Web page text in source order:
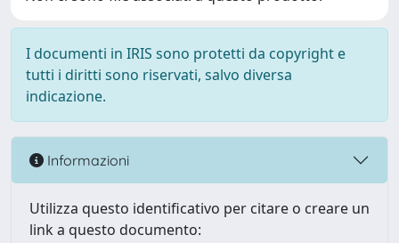
I documenti in IRIS sono protetti da copyright e
tutti i diritti sono riservati, salvo diversa
indicazione.
Informazioni
Utilizza questo identificativo per citare o creare un
link a questo documento: